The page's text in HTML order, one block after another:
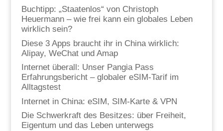
Buchtipp: „Staatenlos“ von Christoph
Heuermann – wie frei kann ein globales Leben
wirklich sein?
Diese 3 Apps braucht ihr in China wirklich:
Alipay, WeChat und Amap
Internet überall: Unser Pangia Pass
Erfahrungsbericht – globaler eSIM-Tarif im
Alltagstest
Internet in China: eSIM, SIM-Karte & VPN
Die Schwerkraft des Besitzes: über Freiheit,
Eigentum und das Leben unterwegs